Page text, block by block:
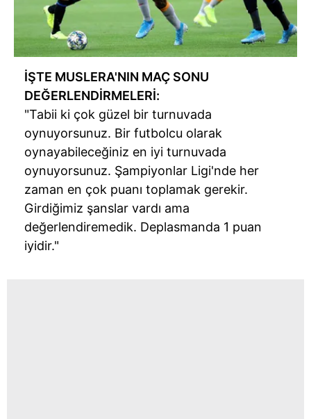
İŞTE MUSLERA'NIN MAÇ SONU
DEĞERLENDİRMELERİ:
"Tabii ki çok güzel bir turnuvada
oynuyorsunuz. Bir futbolcu olarak
oynayabileceğiniz en iyi turnuvada
oynuyorsunuz. Şampiyonlar Ligi'nde her
zaman en çok puanı toplamak gerekir.
Girdiğimiz şanslar vardı ama
değerlendiremedik. Deplasmanda 1 puan
iyidir."